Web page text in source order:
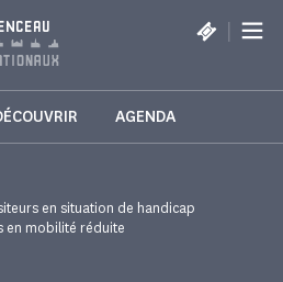
|
AGENDA
en situation de handicap
en mobilité réduite